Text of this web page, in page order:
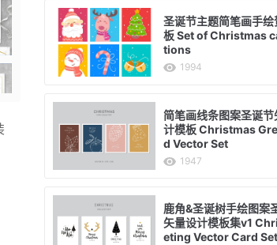
圣诞节主题简笔画手
板 Set of Christmas
tions
1994
简笔画线条图案圣诞
计模板 Christmas
d Vector Set
1947
鹿角&圣诞树手绘图案
矢量设计模板集v1
eting Vector Card Set